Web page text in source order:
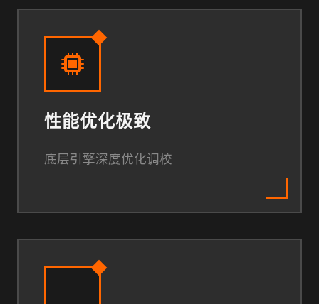
性能优化极致
底层引擎深度优化调校